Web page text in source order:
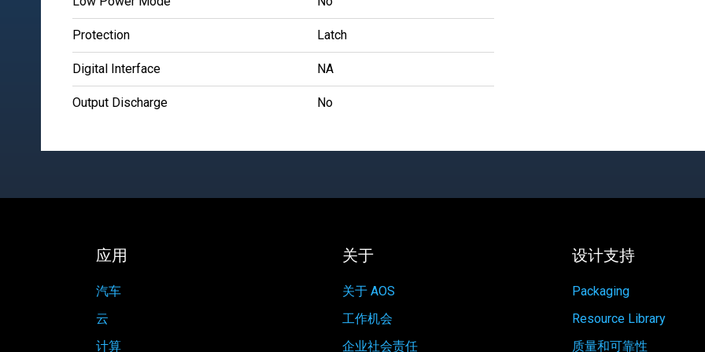
Protection Latch
Digital Interface NA
Output Discharge No
应用
汽车
云
计算
关于
关于 AOS
工作机会
企业社会责任
设计支持
Packaging
Resource Library
质量和可靠性